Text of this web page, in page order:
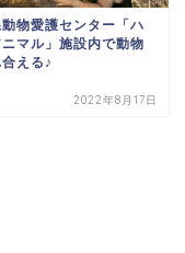
物愛護センター「ハ
ニマル」施設内で動物
える♪
2022年8月17日